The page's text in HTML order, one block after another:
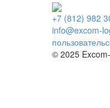
+7 (812) 982
info@excom-
© 2025